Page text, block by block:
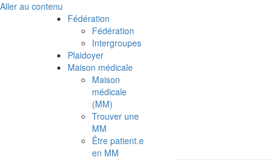
Aller au contenu
Fédération
Fédération
Intergroupes
Plaidoyer
Maison médicale
Maison
médicale
(MM)
Trouver une
MM
Être patient.e
en MM